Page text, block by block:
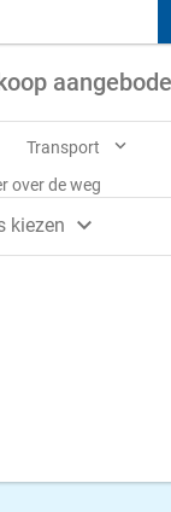
Transport 
over de weg
kiezen 